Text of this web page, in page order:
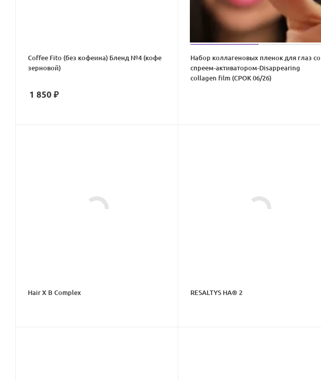
Coffee Fito (без кофеина) Бленд №4 (кофе
зерновой)
1 850 ₽
Набор коллагеновых пленок для глаз со
спреем-активатором-Disappearing
collagen film (СРОК 06/26)
Hair X B Complex RESALTYS HA® 2